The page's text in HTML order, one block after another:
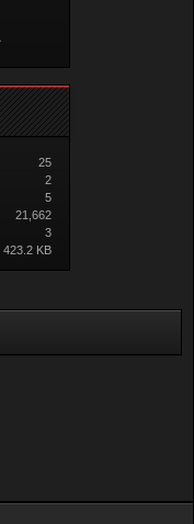
25
2
5
21,662
3
423.2 KB